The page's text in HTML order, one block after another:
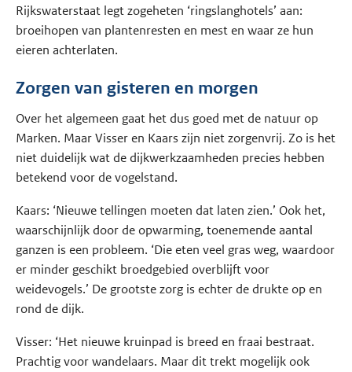
Rijkswaterstaat legt zogeheten ‘ringslanghotels’ aan:
broeihopen van plantenresten en mest en waar ze hun
eieren achterlaten.
Zorgen van gisteren en morgen
Over het algemeen gaat het dus goed met de natuur op
Marken. Maar Visser en Kaars zijn niet zorgenvrij. Zo is het
niet duidelijk wat de dijkwerkzaamheden precies hebben
betekend voor de vogelstand.
Kaars: ‘Nieuwe tellingen moeten dat laten zien.’ Ook het,
waarschijnlijk door de opwarming, toenemende aantal
ganzen is een probleem. ‘Die eten veel gras weg, waardoor
er minder geschikt broedgebied overblijft voor
weidevogels.’ De grootste zorg is echter de drukte op en
rond de dijk.
Visser: ‘Het nieuwe kruinpad is breed en fraai bestraat.
Prachtig voor wandelaars. Maar dit trekt mogelijk ook